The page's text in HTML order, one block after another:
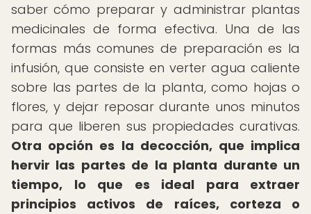
saber cómo preparar y administrar plantas
medicinales de forma efectiva. Una de las
formas más comunes de preparación es la
infusión, que consiste en verter agua caliente
sobre las partes de la planta, como hojas o
flores, y dejar reposar durante unos minutos
para que liberen sus propiedades curativas.
Otra opción es la decocción, que implica
hervir las partes de la planta durante un
tiempo, lo que es ideal para extraer
principios activos de raíces, corteza o